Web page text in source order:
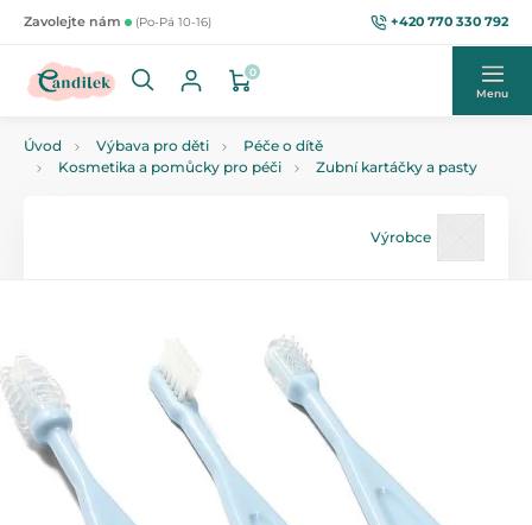
Zavolejte nám (Po-Pá 10-16) +420 770 330 792
0
Menu
Úvod Výbava pro děti
Péče o dítě
Kosmetika a pomůcky pro péči
Zubní kartáčky a pasty
Výrobce